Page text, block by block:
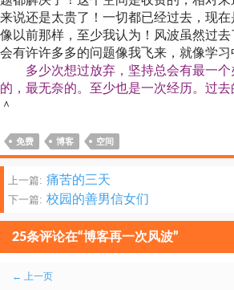
来说还是太贵了！一切都已经过去，现
像以前那样，至少我认为！风波虽然过
会有许许多多的问题像我飞来，就像学习
多少次想过放弃，坚持总会有最一
的，最无奈的。至少也是一次经历。过去
＾
免费 博客 空间
文
章
分
上一篇: 痛苦的三天
下一篇: 校园的善男信女们
25条评论在“博客再一次风波”
评← 上一页